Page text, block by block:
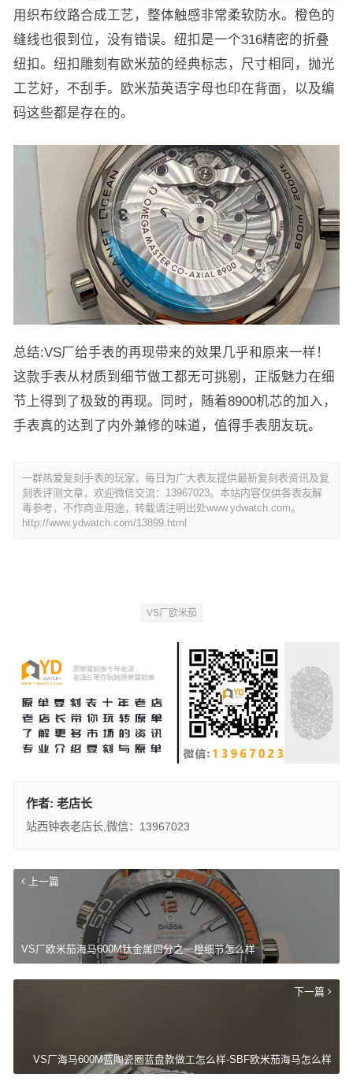
用织布纹路合成工艺，整体触感非常柔软防水。橙色的
缝线也很到位，没有错误。纽扣是一个316精密的折叠
纽扣。纽扣雕刻有欧米茄的经典标志，尺寸相同，抛光
工艺好，不刮手。欧米茄英语字母也印在背面，以及编
码这些都是存在的。
总结:VS厂给手表的再现带来的效果几乎和原来一样！
这款手表从材质到细节做工都无可挑剔，正版魅力在细
节上得到了极致的再现。同时，随着8900机芯的加入，
手表真的达到了内外兼修的味道，值得手表朋友玩。
一群热爱复刻手表的玩家，每日为广大表友提供最新复刻表资讯及复
刻表评测文章，欢迎微信交流：13967023。本站内容仅供各表友解
毒参考，不作商业用途，转载请注明出处www.ydwatch.com。
http://www.ydwatch.com/13899.html
VS厂欧米茄
作者: 老店长
站西钟表老店长,微信：13967023
上一篇
VS厂欧米茄海马600M钛金属四分之一橙细节怎么样
下一篇
VS厂海马600M蓝陶瓷圈蓝盘款做工怎么样-SBF欧米茄海马怎么样